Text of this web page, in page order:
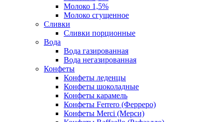
Молоко 1,5%
Молоко сгущенное
Сливки
Сливки порционные
Вода
Вода газированная
Вода негазированная
Конфеты
Конфеты леденцы
Конфеты шоколадные
Конфеты карамель
Конфеты Ferrero (Ферреро)
Конфеты Merci (Мерси)